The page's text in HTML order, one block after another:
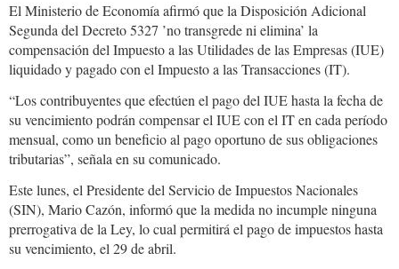
El Ministerio de Economía afirmó que la Disposición Adicional
Segunda del Decreto 5327 ’no transgrede ni elimina’ la
compensación del Impuesto a las Utilidades de las Empresas (IUE)
liquidado y pagado con el Impuesto a las Transacciones (IT).
“Los contribuyentes que efectúen el pago del IUE hasta la fecha de
su vencimiento podrán compensar el IUE con el IT en cada período
mensual, como un beneficio al pago oportuno de sus obligaciones
tributarias”, señala en su comunicado.
Este lunes, el Presidente del Servicio de Impuestos Nacionales
(SIN), Mario Cazón, informó que la medida no incumple ninguna
prerrogativa de la Ley, lo cual permitirá el pago de impuestos hasta
su vencimiento, el 29 de abril.